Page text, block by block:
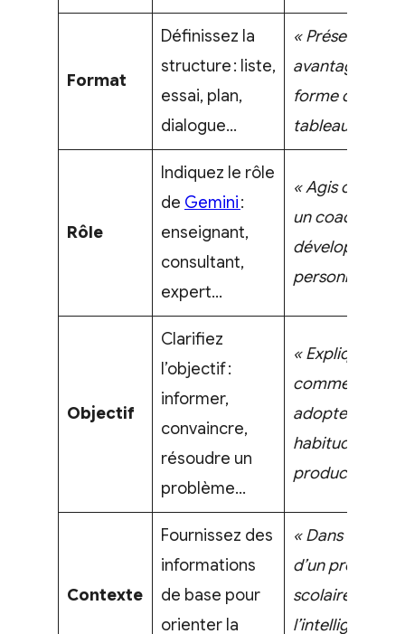
Format
Définissez la
structure : liste,
essai, plan,
dialogue…
« Présente les
avantages
forme de
tableau. »
Rôle
Indiquez le rôle
de Gemini:
enseignant,
consultant,
expert…
« Agis comme
un coach en
personnel. »
Objectif
Clarifiez
l’objectif :
informer,
convaincre,
résoudre un
problème…
« Explique
comment
adopter des
habitudes
productives. »
Contexte
Fournissez des
informations
de base pour
orienter la
« Dans le cadre
d’un projet
scolaire sur
l’intelligence